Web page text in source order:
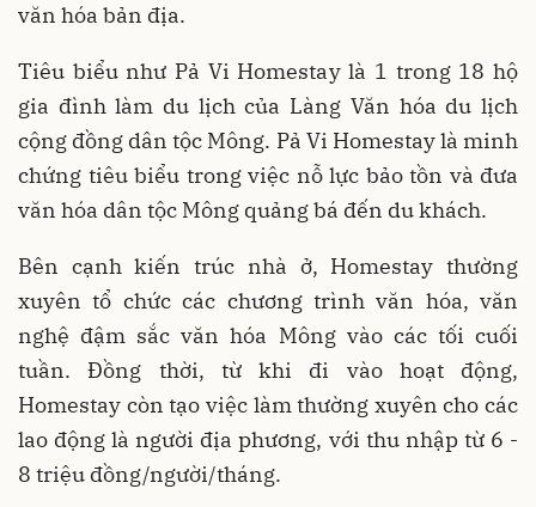
văn hóa bản địa.
Tiêu biểu như Pả Vi Homestay là 1 trong 18 hộ
gia đình làm du lịch của Làng Văn hóa du lịch
cộng đồng dân tộc Mông. Pả Vi Homestay là minh
chứng tiêu biểu trong việc nỗ lực bảo tồn và đưa
văn hóa dân tộc Mông quảng bá đến du khách.
Bên cạnh kiến trúc nhà ở, Homestay thường
xuyên tổ chức các chương trình văn hóa, văn
nghệ đậm sắc văn hóa Mông vào các tối cuối
tuần. Đồng thời, từ khi đi vào hoạt động,
Homestay còn tạo việc làm thường xuyên cho các
lao động là người địa phương, với thu nhập từ 6 -
8 triệu đồng/người/tháng.